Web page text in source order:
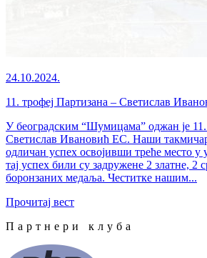
24.10.2024.
11. трофеј Партизана – Светислав
У београдским “Шумицама” оджан је 11.
Светислав Ивановић ЕС. Наши
одличан успех освојивши треће место у
тај успех били су задружене 2 златне, 2
боронзаних медаља. Честитке нашим...
Прочитај вест
Партнери клуба